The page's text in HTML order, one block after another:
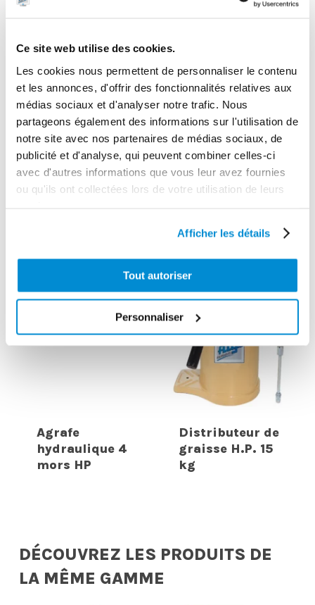
Ce site web utilise des cookies.
Les cookies nous permettent de personnaliser le contenu
et les annonces, d'offrir des fonctionnalités relatives aux
médias sociaux et d'analyser notre trafic. Nous
partageons également des informations sur l'utilisation de
notre site avec nos partenaires de médias sociaux, de
publicité et d'analyse, qui peuvent combiner celles-ci
avec d'autres informations que vous leur avez fournies
ou qu'ils ont collectées lors de votre utilisation de leurs
Afficher les détails
Tout autoriser
Personnaliser
Allonge droite
rigide 100 mm
Renvoi d’angle
Agrafe
hydraulique 4
mors HP
Distributeur de
graisse H.P. 15
kg
DÉCOUVREZ LES PRODUITS DE
LA MÊME GAMME